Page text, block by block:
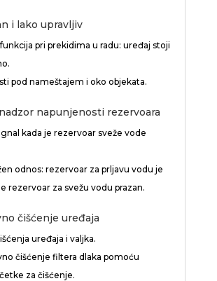
i lako upravljiv
pri prekidima u radu: uređaj stoji
pod nameštajem i oko objekata.
napunjenosti rezervoara
kada je rezervoar sveže vode
odnos: rezervoar za prljavu vodu je
rezervoar za svežu vodu prazan.
čišćenje uređaja
uređaja i valjka.
čišćenje filtera dlaka pomoću
za čišćenje.